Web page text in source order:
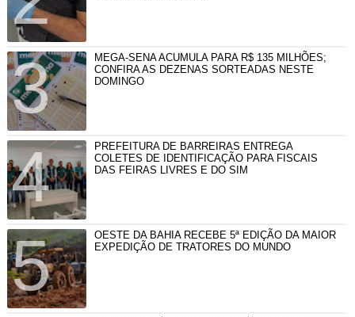
MEGA-SENA ACUMULA PARA R$ 135 MILHÕES;
CONFIRA AS DEZENAS SORTEADAS NESTE
DOMINGO
PREFEITURA DE BARREIRAS ENTREGA
COLETES DE IDENTIFICAÇÃO PARA FISCAIS
DAS FEIRAS LIVRES E DO SIM
OESTE DA BAHIA RECEBE 5ª EDIÇÃO DA MAIOR
EXPEDIÇÃO DE TRATORES DO MUNDO